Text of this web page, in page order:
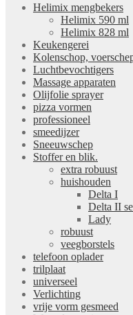
Helimix mengbekers
Helimix 590 ml
Helimix 828 ml
Keukengerei
Kolenschop,
Luchtbevochtigers
Massage apparaten
Olijfolie sprayer
pizza vormen
professioneel
smeedijzer
Sneeuwschep
Stoffer en blik.
extra robuust
huishouden
Delta I
Delta II
Lady
robuust
veegborstels
telefoon oplader
trilplaat
universeel
Verlichting
vrije vorm gesmeed